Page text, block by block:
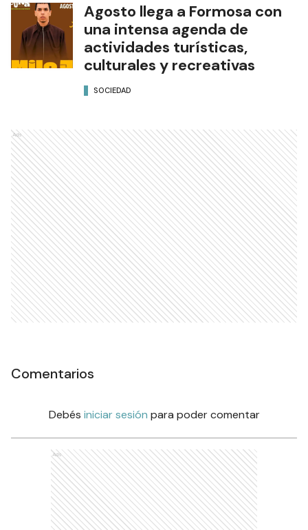
Agosto llega a Formosa con
una intensa agenda de
actividades turísticas,
culturales y recreativas
SOCIEDAD
Ads
Comentarios
Debés iniciar sesión para poder comentar
Ads